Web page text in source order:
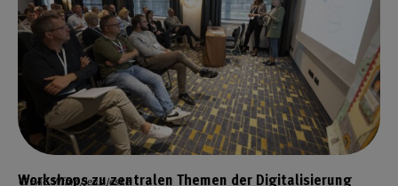
© BAG WfbM/Jens Jeske
Workshops zu zentralen Themen der Digitalisierung